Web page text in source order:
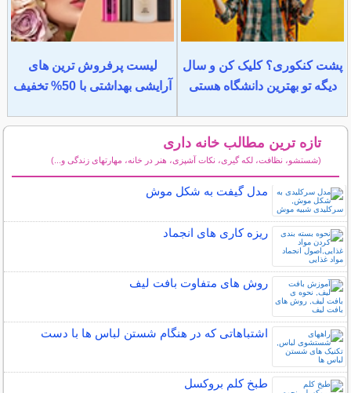
پشت کنکوری؟ کلیک کن و سال
دیگه تو بهترین دانشگاه هستی
لیست پرفروش ترین های
آرایشی بهداشتی با 50% تخفیف
تازه ترین مطالب خانه داری
(شستشو، نظافت، لکه گیری، نکات آشپزی، هنر در خانه، مهارتهای زندگی و...)
مدل گیفت به شکل موش
ریزه کاری های انجماد
روش های متفاوت بافت لیف
اشتباهاتی که در هنگام شستن لباس ها با دست
طبخ کلم بروکسل